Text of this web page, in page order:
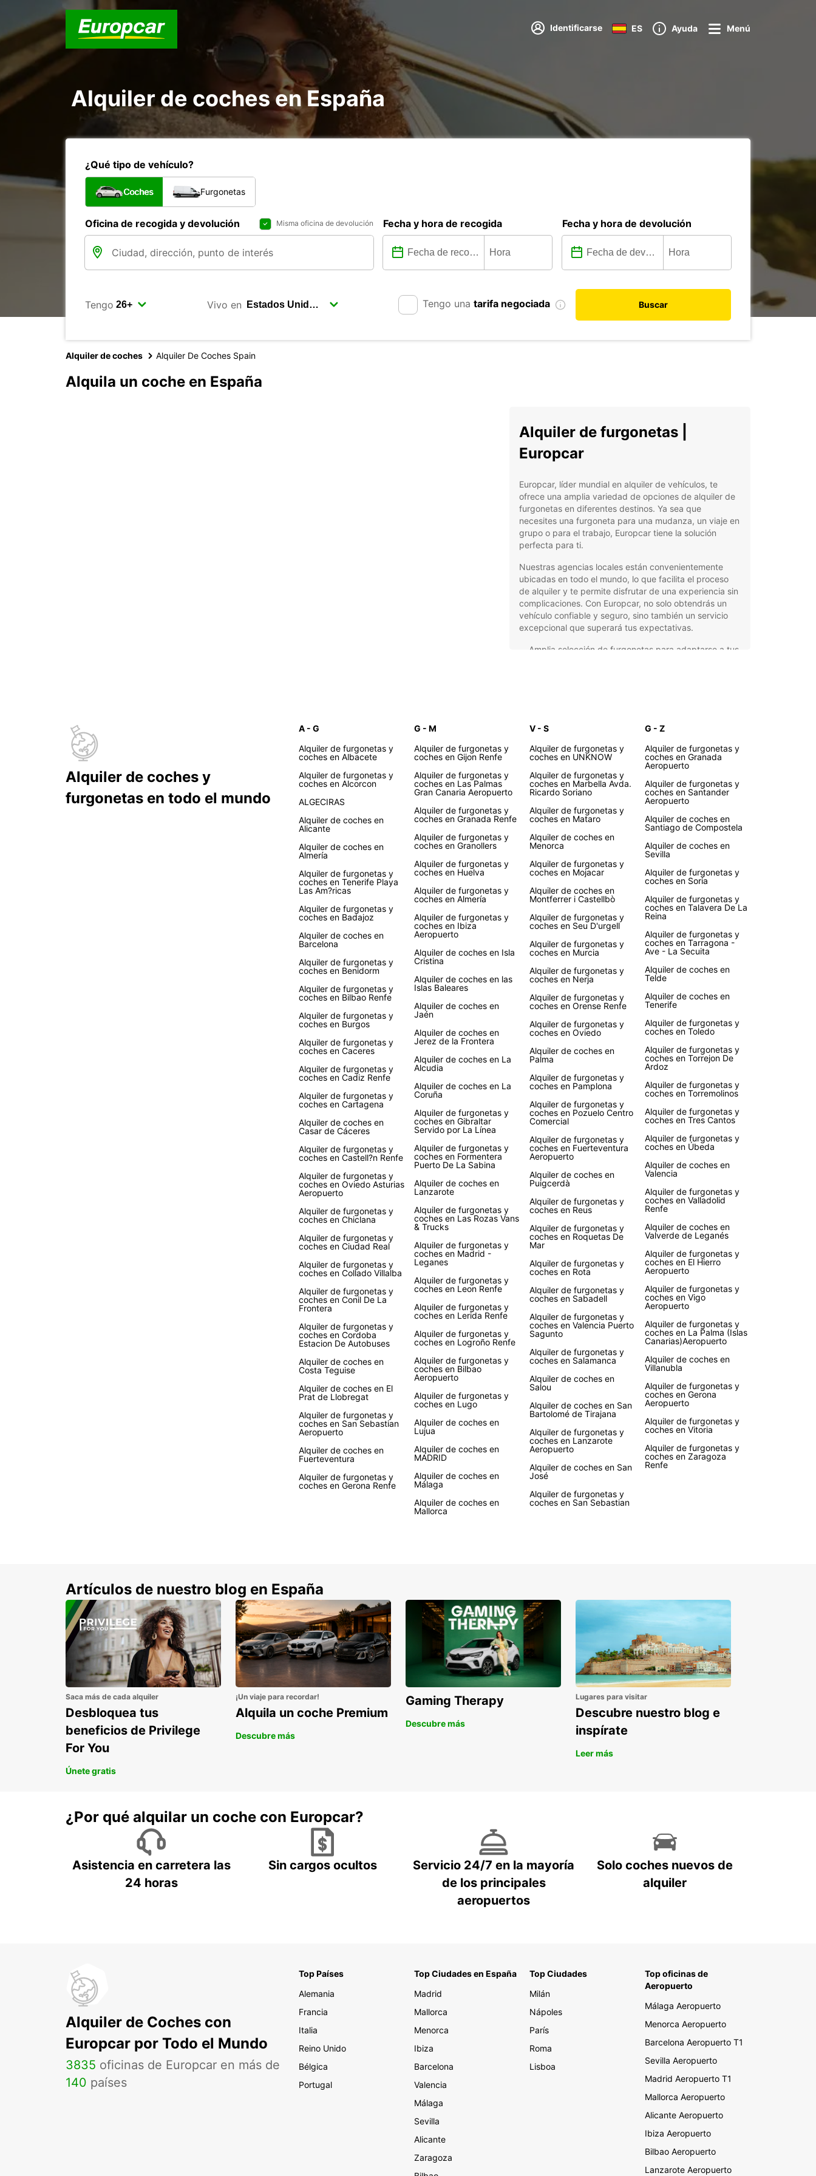
Identificarse ES Ayuda Menú
Alquiler de coches en España
¿Qué tipo de vehículo?
Coches Furgonetas
Oficina de recogida y devolución Misma oficina de devolución Fecha y hora de recogida Fecha y hora de devolución
Tengo Vivo en Tengo una tarifa negociada Buscar
Alquiler de coches Alquiler De Coches Spain
Alquila un coche en España
Alquiler de furgonetas |
Europcar
Europcar, líder mundial en alquiler de vehículos, te
ofrece una amplia variedad de opciones de alquiler de
furgonetas en diferentes destinos. Ya sea que
necesites una furgoneta para una mudanza, un viaje en
grupo o para el trabajo, Europcar tiene la solución
perfecta para ti.
Nuestras agencias locales están convenientemente
ubicadas en todo el mundo, lo que facilita el proceso
de alquiler y te permite disfrutar de una experiencia sin
complicaciones. Con Europcar, no solo obtendrás un
vehículo confiable y seguro, sino también un servicio
excepcional que superará tus expectativas.
Amplia selección de furgonetas para adaptarse a tus
Precios competitivos y ofertas especiales
No importa si eres un particular que necesita una
furgoneta para una mudanza o un profesional que
busca un vehículo para su negocio, Europcar tiene la
solución perfecta para ti. Reserva tu furgoneta con
Europcar y descubre por qué somos la elección
preferida de tantos clientes en todo el mundo.
Alquiler de coches y
furgonetas en todo el mundo
A - G
Alquiler de furgonetas y
coches en Albacete
Alquiler de furgonetas y
coches en Alcorcon
ALGECIRAS
Alquiler de coches en
Alicante
Alquiler de coches en
Almería
Alquiler de furgonetas y
coches en Tenerife Playa
Las Am?ricas
Alquiler de furgonetas y
coches en Badajoz
Alquiler de coches en
Barcelona
Alquiler de furgonetas y
coches en Benidorm
Alquiler de furgonetas y
coches en Bilbao Renfe
Alquiler de furgonetas y
coches en Burgos
Alquiler de furgonetas y
coches en Caceres
Alquiler de furgonetas y
coches en Cadiz Renfe
Alquiler de furgonetas y
coches en Cartagena
Alquiler de coches en
Casar de Cáceres
Alquiler de furgonetas y
coches en Castell?n Renfe
Alquiler de furgonetas y
coches en Oviedo Asturias
Aeropuerto
Alquiler de furgonetas y
coches en Chiclana
Alquiler de furgonetas y
coches en Ciudad Real
Alquiler de furgonetas y
coches en Collado Villalba
Alquiler de furgonetas y
coches en Conil De La
Frontera
Alquiler de furgonetas y
coches en Cordoba
Estacion De Autobuses
Alquiler de coches en
Costa Teguise
Alquiler de coches en El
Prat de Llobregat
Alquiler de furgonetas y
coches en San Sebastian
Aeropuerto
Alquiler de coches en
Fuerteventura
Alquiler de furgonetas y
coches en Gerona Renfe
G - M
Alquiler de furgonetas y
coches en Gijon Renfe
Alquiler de furgonetas y
coches en Las Palmas
Gran Canaria Aeropuerto
Alquiler de furgonetas y
coches en Granada Renfe
Alquiler de furgonetas y
coches en Granollers
Alquiler de furgonetas y
coches en Huelva
Alquiler de furgonetas y
coches en Almería
Alquiler de furgonetas y
coches en Ibiza
Aeropuerto
Alquiler de coches en Isla
Cristina
Alquiler de coches en las
Islas Baleares
Alquiler de coches en
Jaén
Alquiler de coches en
Jerez de la Frontera
Alquiler de coches en La
Alcudia
Alquiler de coches en La
Coruña
Alquiler de furgonetas y
coches en Gibraltar
Servido por La Línea
Alquiler de furgonetas y
coches en Formentera
Puerto De La Sabina
Alquiler de coches en
Lanzarote
Alquiler de furgonetas y
coches en Las Rozas Vans
& Trucks
Alquiler de furgonetas y
coches en Madrid -
Leganes
Alquiler de furgonetas y
coches en Leon Renfe
Alquiler de furgonetas y
coches en Lerida Renfe
Alquiler de furgonetas y
coches en Logroño Renfe
Alquiler de furgonetas y
coches en Bilbao
Aeropuerto
Alquiler de furgonetas y
coches en Lugo
Alquiler de coches en
Lujua
Alquiler de coches en
MADRID
Alquiler de coches en
Málaga
Alquiler de coches en
Mallorca
V - S
Alquiler de furgonetas y
coches en UNKNOW
Alquiler de furgonetas y
coches en Marbella Avda.
Ricardo Soriano
Alquiler de furgonetas y
coches en Mataro
Alquiler de coches en
Menorca
Alquiler de furgonetas y
coches en Mojacar
Alquiler de coches en
Montferrer i Castellbò
Alquiler de furgonetas y
coches en Seu D'urgell
Alquiler de furgonetas y
coches en Murcia
Alquiler de furgonetas y
coches en Nerja
Alquiler de furgonetas y
coches en Orense Renfe
Alquiler de furgonetas y
coches en Oviedo
Alquiler de coches en
Palma
Alquiler de furgonetas y
coches en Pamplona
Alquiler de furgonetas y
coches en Pozuelo Centro
Comercial
Alquiler de furgonetas y
coches en Fuerteventura
Aeropuerto
Alquiler de coches en
Puigcerdà
Alquiler de furgonetas y
coches en Reus
Alquiler de furgonetas y
coches en Roquetas De
Mar
Alquiler de furgonetas y
coches en Rota
Alquiler de furgonetas y
coches en Sabadell
Alquiler de furgonetas y
coches en Valencia Puerto
Sagunto
Alquiler de furgonetas y
coches en Salamanca
Alquiler de coches en
Salou
Alquiler de coches en San
Bartolomé de Tirajana
Alquiler de furgonetas y
coches en Lanzarote
Aeropuerto
Alquiler de coches en San
José
Alquiler de furgonetas y
coches en San Sebastian
G - Z
Alquiler de furgonetas y
coches en Granada
Aeropuerto
Alquiler de furgonetas y
coches en Santander
Aeropuerto
Alquiler de coches en
Santiago de Compostela
Alquiler de coches en
Sevilla
Alquiler de furgonetas y
coches en Soria
Alquiler de furgonetas y
coches en Talavera De La
Reina
Alquiler de furgonetas y
coches en Tarragona -
Ave - La Secuita
Alquiler de coches en
Telde
Alquiler de coches en
Tenerife
Alquiler de furgonetas y
coches en Toledo
Alquiler de furgonetas y
coches en Torrejon De
Ardoz
Alquiler de furgonetas y
coches en Torremolinos
Alquiler de furgonetas y
coches en Tres Cantos
Alquiler de furgonetas y
coches en Úbeda
Alquiler de coches en
Valencia
Alquiler de furgonetas y
coches en Valladolid
Renfe
Alquiler de coches en
Valverde de Leganés
Alquiler de furgonetas y
coches en El Hierro
Aeropuerto
Alquiler de furgonetas y
coches en Vigo
Aeropuerto
Alquiler de furgonetas y
coches en La Palma (Islas
Canarias)Aeropuerto
Alquiler de coches en
Villanubla
Alquiler de furgonetas y
coches en Gerona
Aeropuerto
Alquiler de furgonetas y
coches en Vitoria
Alquiler de furgonetas y
coches en Zaragoza
Renfe
Artículos de nuestro blog en España
Saca más de cada alquiler
Desbloquea tus
beneficios de Privilege
For You
Únete gratis
¡Un viaje para recordar!
Alquila un coche Premium
Descubre más
Gaming Therapy
Descubre más
Lugares para visitar
Descubre nuestro blog e
inspírate
Leer más
¿Por qué alquilar un coche con Europcar?
Asistencia en carretera las
24 horas
Sin cargos ocultos
Servicio 24/7 en la mayoría
de los principales
aeropuertos
Solo coches nuevos de
alquiler
Alquiler de Coches con
Europcar por Todo el Mundo
3835 oficinas de Europcar en más de
140 países
Top Países
Alemania
Francia
Italia
Reino Unido
Bélgica
Portugal
Top Ciudades en España
Madrid
Mallorca
Menorca
Ibiza
Barcelona
Valencia
Málaga
Sevilla
Alicante
Zaragoza
Top Ciudades
Milán
Nápoles
París
Roma
Lisboa
Top oficinas de
Aeropuerto
Málaga Aeropuerto
Menorca Aeropuerto
Barcelona Aeropuerto T1
Sevilla Aeropuerto
Madrid Aeropuerto T1
Mallorca Aeropuerto
Alicante Aeropuerto
Ibiza Aeropuerto
Bilbao Aeropuerto
Lanzarote Aeropuerto